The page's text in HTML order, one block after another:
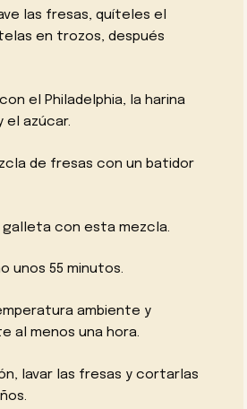
las fresas, quíteles el
en trozos, después
el Philadelphia, la harina
el azúcar.
de fresas con un batidor
galleta con esta mezcla.
unos 55 minutos.
ambiente y
al menos una hora.
lavar las fresas y cortarlas